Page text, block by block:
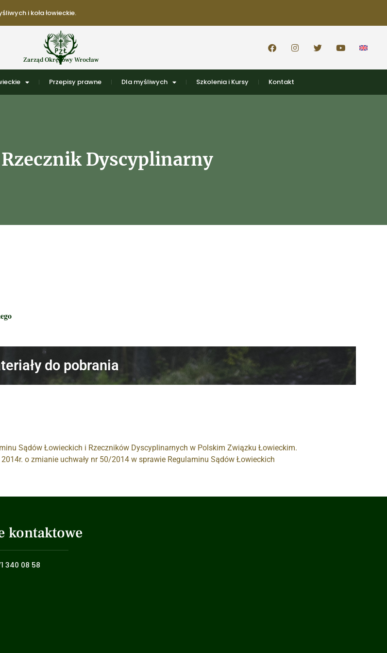
i koła łowieckie.
Zarząd Okręgowy Wrocław
Przepisy prawne Dla myśliwych Szkolenia i Kursy Kontakt
Dyscyplinarny
do pobrania
Sądów Łowieckich i Rzeczników Dyscyplinarnych w Polskim Związku Łowieckim.
o zmianie uchwały nr 50/2014 w sprawie Regulaminu Sądów Łowieckich
kontaktowe
340 08 58